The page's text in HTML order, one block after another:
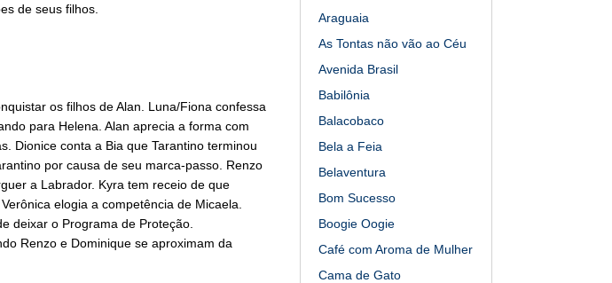
de seus filhos.
os filhos de Alan. Luna/Fiona confessa
para Helena. Alan aprecia a forma com
Dionice conta a Bia que Tarantino terminou
por causa de seu marca-passo. Renzo
a Labrador. Kyra tem receio de que
elogia a competência de Micaela.
deixar o Programa de Proteção.
Renzo e Dominique se aproximam da
Araguaia
As Tontas não vão ao Céu
Avenida Brasil
Babilônia
Balacobaco
Bela a Feia
Belaventura
Bom Sucesso
Boogie Oogie
Café com Aroma de Mulher
Cama de Gato